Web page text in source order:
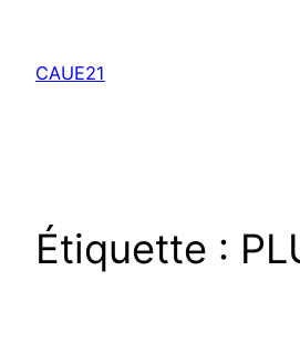
contenu
CAUE21
Étiquette :